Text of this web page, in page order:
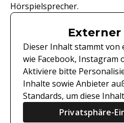
Hörspielsprecher.
Dieser Inhalt stammt von
wie Facebook, Instagram
Aktiviere bitte
Inhalte sowie Anbieter
Standards, um diese
Privatsphäre-